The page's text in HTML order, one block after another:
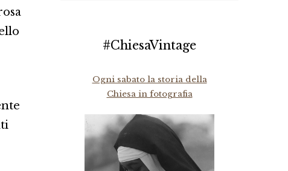
#ChiesaVintage
Ogni sabato la storia della
Chiesa in fotografia